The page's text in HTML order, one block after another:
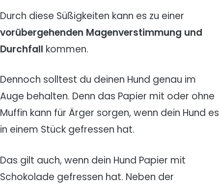
Durch diese Süßigkeiten kann es zu einer
vorübergehenden Magenverstimmung und
Durchfall kommen.
Dennoch solltest du deinen Hund genau im
Auge behalten. Denn das Papier mit oder ohne
Muffin kann für Ärger sorgen, wenn dein Hund es
in einem Stück gefressen hat.
Das gilt auch, wenn dein Hund Papier mit
Schokolade gefressen hat. Neben der